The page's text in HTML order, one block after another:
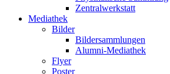
Zentralwerkstatt
Mediathek
Bilder
Bildersammlungen
Alumni-Mediathek
Flyer
Poster